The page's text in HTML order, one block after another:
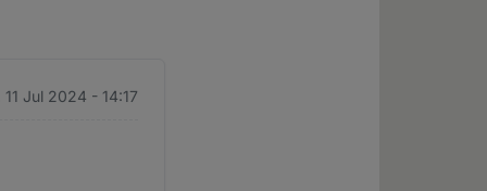
11 Jul 2024 - 14:17